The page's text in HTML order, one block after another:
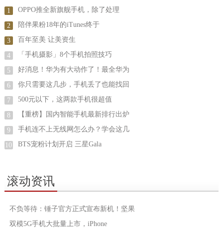
1 OPPO推全新旗舰手机，除了处理
2 陪伴果粉18年的iTunes终于
3 百年至美 让美资生
4 「手机摄影」8个手机拍照技巧
5 好消息！华为有大动作了！最全华为
6 你只需要这几步，手机丢了也能找回
7 500元以下，这两款手机很超值
8 【重榜】国内智能手机最新排行出炉
9 手机连不上无线网怎么办？学会这几
10 BTS宠粉计划开启 三星Gala
滚动资讯
不负等待：锤子官方正式宣布新机！坚果
双模5G手机大批量上市，iPhone